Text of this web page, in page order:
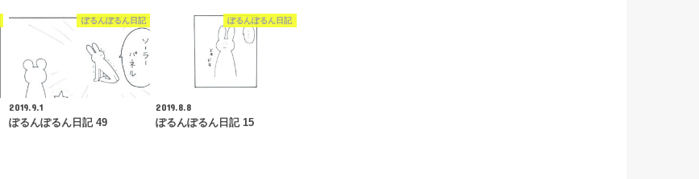
ぽるんぽるん日記
2019.9.1
ぽるんぽるん日記 49
ぽるんぽるん日記
2019.8.8
ぽるんぽるん日記 15